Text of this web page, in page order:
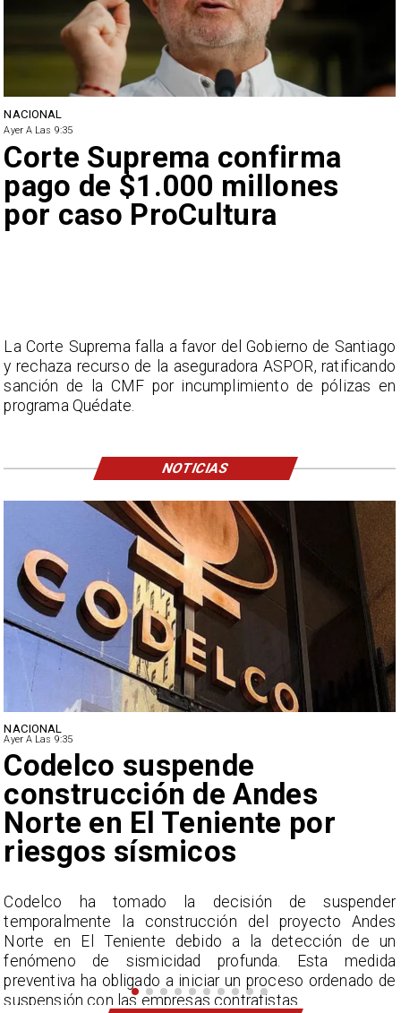
NACIONAL
Ayer A Las 9:35
Lluvias históricas en Chile:
ciudades alcanzan máximos
nunca vistos
La Dirección Meteorológica de Chile reporta
acumulados sin precedentes en julio y pronostica lluvias
por encima del promedio en agosto.
NACIONAL
Ayer A Las 9:35
Corte Suprema confirma
pago de $1.000 millones
por caso ProCultura
La Corte Suprema falla a favor del Gobierno de Santiago
y rechaza recurso de la aseguradora ASPOR, ratificando
sanción de la CMF por incumplimiento de pólizas en
programa Quédate.
NOTICIAS